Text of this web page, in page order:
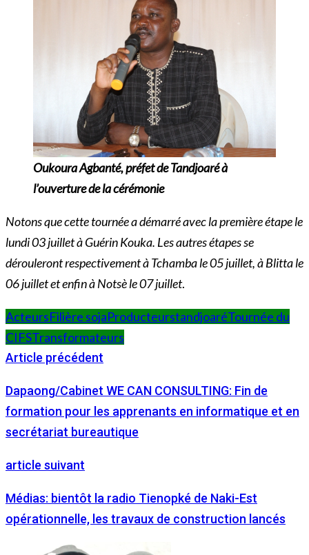
Oukoura Agbanté, préfet de Tandjoaré à
l’ouverture de la cérémonie
Notons que cette tournée a démarré avec la première étape le
lundi 03 juillet à Guérin Kouka. Les autres étapes se
dérouleront respectivement à Tchamba le 05 juillet, à Blitta le
06 juillet et enfin à Notsè le 07 juillet.
ActeursFilière sojaProducteurstandjoaréTournée du
CIFSTransformateurs
Article précédent
Dapaong/Cabinet WE CAN CONSULTING: Fin de
formation pour les apprenants en informatique et en
secrétariat bureautique
article suivant
Médias: bientôt la radio Tienopké de Naki-Est
opérationnelle, les travaux de construction lancés